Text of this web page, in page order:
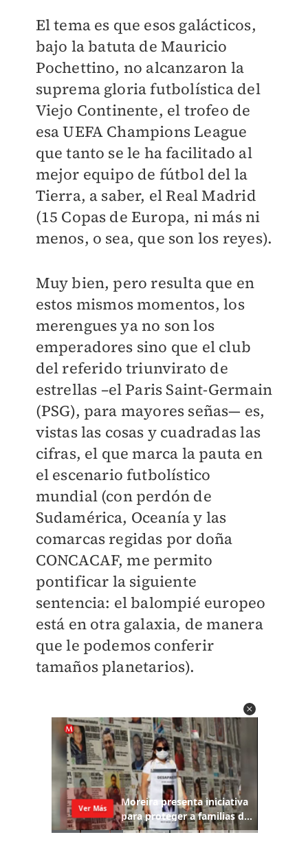
El tema es que esos galácticos,
bajo la batuta de Mauricio
Pochettino, no alcanzaron la
suprema gloria futbolística del
Viejo Continente, el trofeo de
esa UEFA Champions League
que tanto se le ha facilitado al
mejor equipo de fútbol del la
Tierra, a saber, el Real Madrid
(15 Copas de Europa, ni más ni
menos, o sea, que son los reyes).
Muy bien, pero resulta que en
estos mismos momentos, los
merengues ya no son los
emperadores sino que el club
del referido triunvirato de
estrellas –el Paris Saint-Germain
(PSG), para mayores señas— es,
vistas las cosas y cuadradas las
cifras, el que marca la pauta en
el escenario futbolístico
mundial (con perdón de
Sudamérica, Oceanía y las
comarcas regidas por doña
CONCACAF, me permito
pontificar la siguiente
sentencia: el balompié europeo
está en otra galaxia, de manera
que le podemos conferir
tamaños planetarios).